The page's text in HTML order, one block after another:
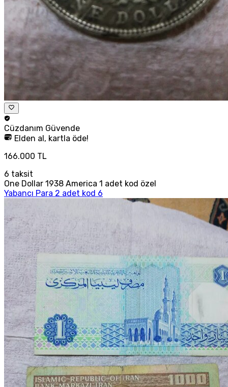
Cüzdanım Güvende
Elden al, kartla öde!
166.000 TL
6 taksit
One Dollar 1938 America 1 adet kod özel
Yabancı Para 2 adet kod 6